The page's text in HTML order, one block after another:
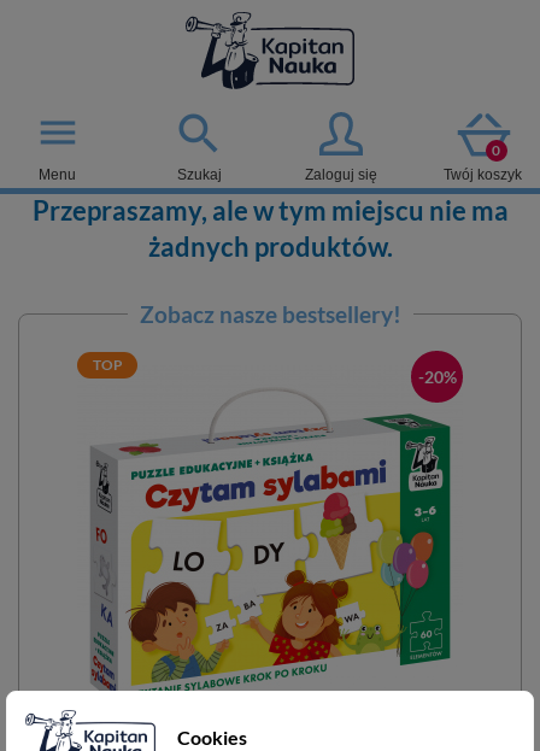

Szukaj Zaloguj się
0
Twój koszyk
menu
Menu
Przepraszamy, ale w tym miejscu nie ma
żadnych produktów.
Zobacz nasze bestsellery!
TOP
-20%
Cookies